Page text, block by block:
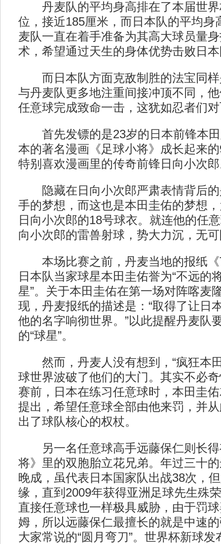
丹麦队的平均身高排在了本届世界
位，接近185厘米，而日本队的平均身
麦队一直在着手准备为其高大球员量
术，希望通过天生的身体优势击败日
而日本队方面克敌制胜的法宝同样
与丹麦队更多地注重间接冲顶不同，
任意球完成致命一击，这犹如忍者们
首先发镖的是23岁的日本前锋本田
本的著名漫画《足球小将》成长起来
特别喜欢漫画里的传奇前锋日向小次
隐藏在日向小次郎严肃表情背后的
手的梦想，而这也是本田圭佑的梦想
日向小次郎的18号球衣。就连他的任
向小次郎的雷兽射球，势大力沉，无
本场比赛之前，丹麦当地的报纸《
日本队当家球星本田圭佑誉为“不远的
星”。关于本田圭佑在第一场对阵喀麦
现，丹麦报纸的描述是：“取得了让日
他的名字响彻世界。”以此提醒丹麦队
的“球星”。
然而，丹麦人没有想到，“疯狂本
球世界波破了他们的大门。其实不必
赛前，日本在练习任意球时，本田圭
提出，希望任意球全部由他来罚，并
出了球队核心的权杖。
另一名任意球高手远藤保仁则长得
将》里的双胞胎立花兄弟。年过三十
晚成，虽代表日本国家队出战38次，
缘，直到2009年获得亚洲足球先生殊
直接任意球也一样极具威胁，由于罚
姆，所以远藤保仁最擅长的就是中速
大家常说的“圆月弯刀”。世界杯新球